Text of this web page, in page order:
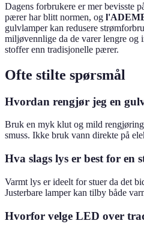
Dagens forbrukere er mer bevisste
pærer har blitt normen, og
gulvlamper kan redusere
miljøvennlige da de varer lengre og
stoffer enn tradisjonelle pærer.
Ofte stilte spørsmål
Hvordan rengjør jeg en
Bruk en myk klut og mild
smuss. Ikke bruk vann direkte på
Hva slags lys er best for en
Varmt lys er ideelt for stuer da det
Justerbare lamper kan tilby både
Hvorfor velge LED over